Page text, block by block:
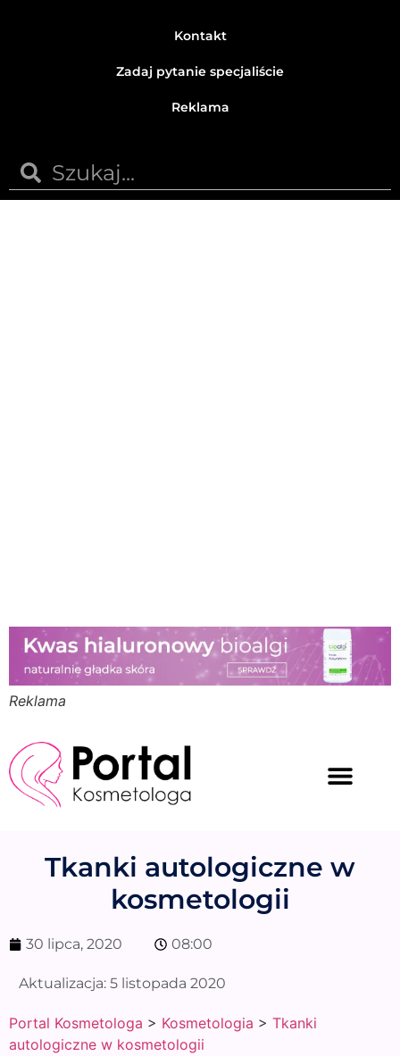
Kontakt
Zadaj pytanie specjaliście
Reklama
Reklama
Tkanki autologiczne w
kosmetologii
30 lipca, 2020 08:00
Aktualizacja: 5 listopada 2020
Portal Kosmetologa > Kosmetologia > Tkanki
autologiczne w kosmetologii